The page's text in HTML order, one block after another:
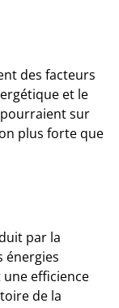
des facteurs
et le
sur
plus forte que
par la
énergies
efficience
de la